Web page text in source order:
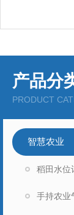
产品分
PRODUCT
智慧农业
稻田水位
手持农业